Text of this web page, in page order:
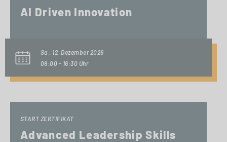
AI Driven Innovation
Sa., 12. Dezember 2026
09:00 - 16:30 Uhr
START ZERTIFIKAT
Advanced Leadership Skills